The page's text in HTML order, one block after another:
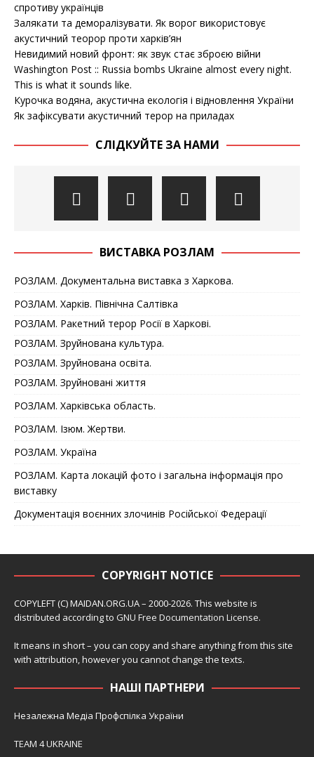
спротиву українців
Залякати та деморалізувати. Як ворог використовує
акустичний теорор проти харків’ян
Невидимий новий фронт: як звук стає зброєю війни
Washington Post :: Russia bombs Ukraine almost every night.
This is what it sounds like.
Курочка водяна, акустична екологія і відновлення України
Як зафіксувати акустичний терор на приладах
СЛІДКУЙТЕ ЗА НАМИ
ВИСТАВКА РОЗЛАМ
РОЗЛАМ. Документальна виставка з Харкова.
РОЗЛАМ. Харків. Північна Салтівка
РОЗЛАМ. Ракетний терор Росії в Харкові.
РОЗЛАМ. Зруйнована культура.
РОЗЛАМ. Зруйнована освіта.
РОЗЛАМ. Зруйновані життя
РОЗЛАМ. Харківська область.
РОЗЛАМ. Ізюм. Жертви.
РОЗЛАМ. Україна
РОЗЛАМ. Карта локацій фото і загальна інформація про
виставку
Документація воєнних злочинів Російської Федерації
COPYRIGHT NOTICE
COPYLEFT (C) MAIDAN.ORG.UA – 2000-2026. This website is
distributed according to GNU Free Documentation License.
It means in short – you can copy and share anything from this site
with attribution, however you cannot change the texts.
НАШІ ПАРТНЕРИ
Незалежна Медіа Профспілка України
TEAM 4 UKRAINE